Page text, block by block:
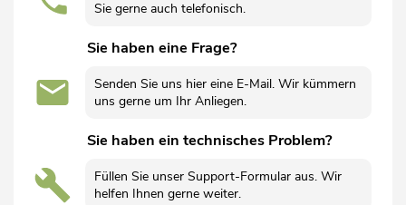
Sie gerne auch telefonisch.
Sie haben eine Frage?
Senden Sie uns hier eine E-Mail. Wir kümmern
uns gerne um Ihr Anliegen.
Sie haben ein technisches Problem?
Füllen Sie unser Support-Formular aus. Wir
helfen Ihnen gerne weiter.